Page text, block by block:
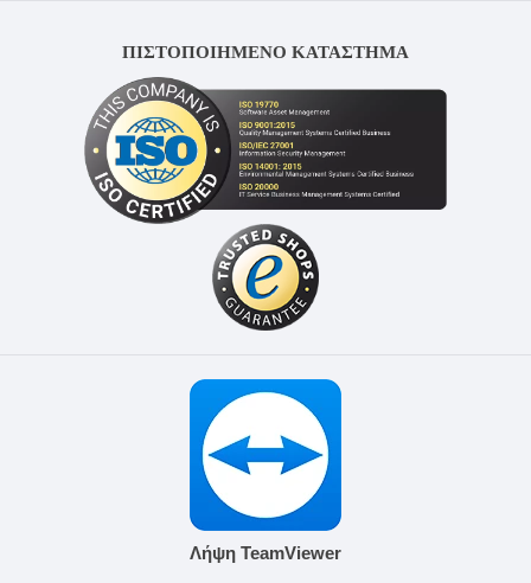
ΠΙΣΤΟΠΟΙΗΜΕΝΟ ΚΑΤΑΣΤΗΜΑ
Λήψη TeamViewer